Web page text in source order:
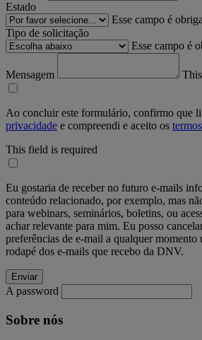
Estado
Esse campo é
Tipo de solicitação
Esse campo é
Mensagem
Ao concluir este formulário, confirmo que
privacidade e compreendi e aceito os
This field is required
Eu gostaria de receber no futuro e-mails
conteúdo relacionado, por exemplo, mas
para webinars, seminários, boletins, ou
achar relevante para mim. Eu posso
preferências de e-mail a qualquer momento
rodapé dos e-mails que recebo da DNV.
A password
Sobre nós